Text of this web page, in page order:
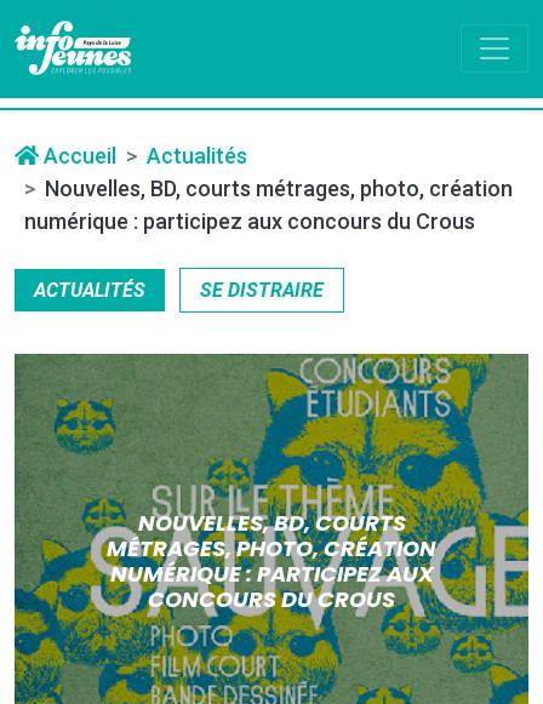
Accueil
Actualités
Nouvelles, BD, courts métrages, photo, création
numérique : participez aux concours du Crous
ACTUALITÉS SE DISTRAIRE
NOUVELLES, BD, COURTS
MÉTRAGES, PHOTO, CRÉATION
NUMÉRIQUE : PARTICIPEZ AUX
CONCOURS DU CROUS